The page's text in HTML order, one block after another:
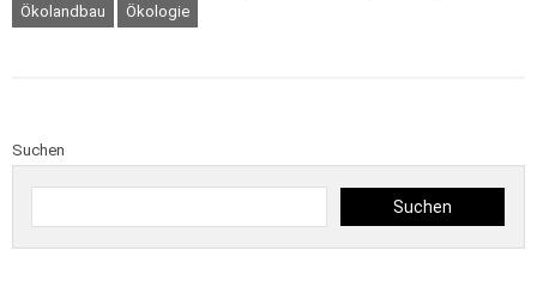
Ökolandbau
Ökologie
Suchen
Suchen